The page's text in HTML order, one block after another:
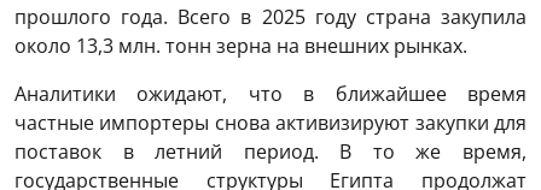
прошлого года. Всего в 2025 году страна закупила
около 13,3 млн. тонн зерна на внешних рынках.
Аналитики ожидают, что в ближайшее время
частные импортеры снова активизируют закупки для
поставок в летний период. В то же время,
государственные структуры Египта продолжат